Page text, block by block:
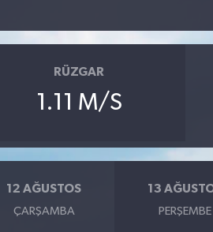
RÜZGAR
1.11 M/S
12 AĞUSTOS
ÇARŞAMBA
13
PERŞEMBE